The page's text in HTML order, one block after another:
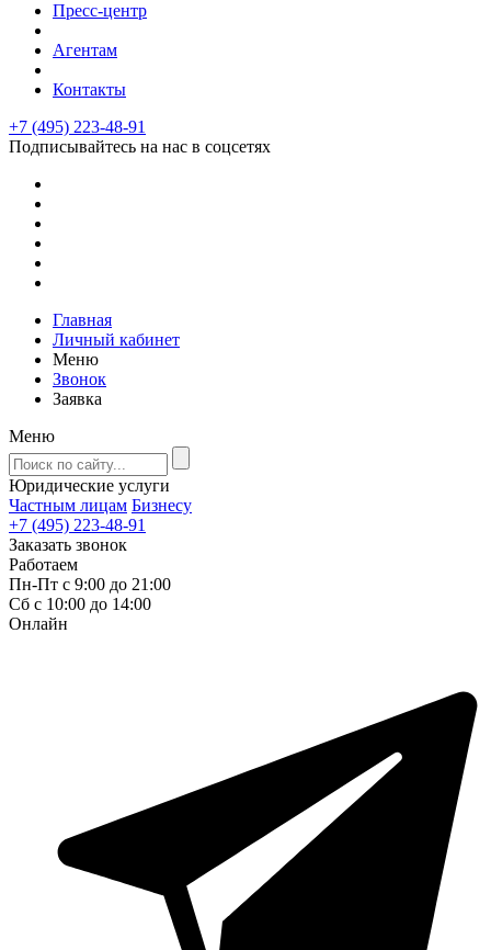
Пресс-центр
Агентам
Контакты
+7 (495) 223-48-91
Подписывайтесь на нас в соцсетях
Главная
Личный кабинет
Меню
Звонок
Заявка
Меню
Юридические услуги
Частным лицам Бизнесу
+7 (495) 223-48-91
Заказать звонок
Работаем
Пн-Пт с 9:00 до 21:00
Сб с 10:00 до 14:00
Онлайн